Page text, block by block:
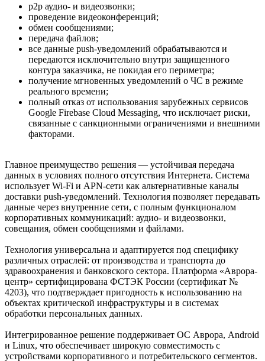
p2p аудио- и видеозвонки;
проведение видеоконференций;
обмен сообщениями;
передача файлов;
все данные push-уведомлений обрабатываются и
передаются исключительно внутри защищенного
контура заказчика, не покидая его периметра;
получение мгновенных уведомлений о ЧС в режиме
реального времени;
полный отказ от использования зарубежных сервисов
Google Firebase Cloud Messaging, что исключает риски,
связанные с санкционными ограничениями и внешними
факторами.
Главное преимущество решения — устойчивая передача
данных в условиях полного отсутствия Интернета. Система
использует Wi-Fi и APN-сети как альтернативные каналы
доставки push-уведомлений. Технология позволяет передавать
данные через внутренние сети, с полным функционалом
корпоративных коммуникаций: аудио- и видеозвонки,
совещания, обмен сообщениями и файлами.
Технология универсальна и адаптируется под специфику
различных отраслей: от производства и транспорта до
здравоохранения и банковского сектора. Платформа «Аврора-
центр» сертифицирована ФСТЭК России (сертификат №
4203), что подтверждает пригодность к использованию на
объектах критической инфраструктуры и в системах
обработки персональных данных.
Интегрированное решение поддерживает ОС Аврора, Android
и Linux, что обеспечивает широкую совместимость с
устройствами корпоративного и потребительского сегментов.